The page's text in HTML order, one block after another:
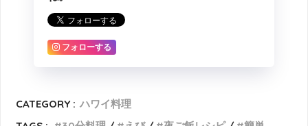
フォローする
CATEGORY : ハワイ料理